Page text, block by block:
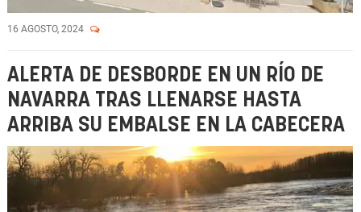
16 AGOSTO, 2024
ALERTA DE DESBORDE EN UN RÍO DE
NAVARRA TRAS LLENARSE HASTA
ARRIBA SU EMBALSE EN LA CABECERA